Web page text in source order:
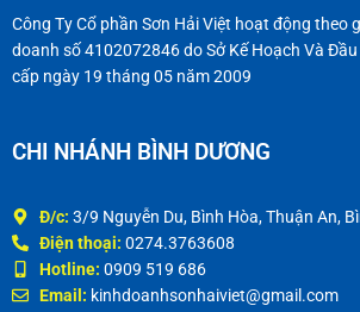
Công Ty Cổ phần Sơn Hải Việt hoạt động theo
doanh số 4102072846 do Sở Kế Hoạch Và Đầu
cấp ngày 19 tháng 05 năm 2009
CHI NHÁNH BÌNH DƯƠNG
Đ/c: 3/9 Nguyễn Du, Bình Hòa, Thuận An,
Điện thoại: 0274.3763608
Hotline: 0909 519 686
Email: kinhdoanhsonhaiviet@gmail.com